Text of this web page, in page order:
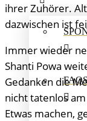
FAQS
ihrer Zuhörer.
dazwischen ist
Immer wieder
Shanti Powa
Gedanken die
nicht tatenlos
Etwas machen,